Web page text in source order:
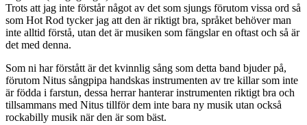
Trots att jag inte förstår något av det som sjungs förutom vissa ord så
som Hot Rod tycker jag att den är riktigt bra, språket behöver man
inte alltid förstå, utan det är musiken som fängslar en oftast och så är
det med denna.
Som ni har förstått är det kvinnlig sång som detta band bjuder på,
förutom Nitus sångpipa handskas instrumenten av tre killar som inte
är födda i farstun, dessa herrar hanterar instrumenten riktigt bra och
tillsammans med Nitus tillför dem inte bara ny musik utan också
rockabilly musik när den är som bäst.